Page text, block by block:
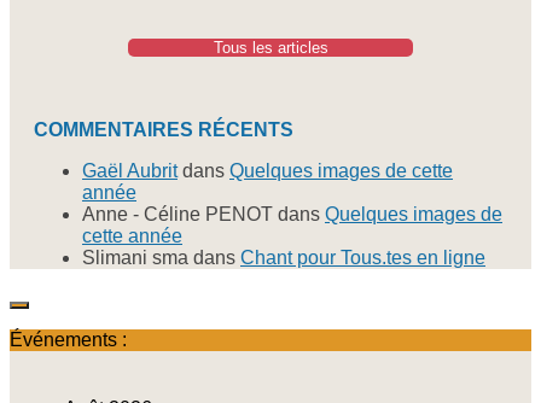
Tous les articles
COMMENTAIRES RÉCENTS
Gaël Aubritdans Quelques images de cette
année
Anne - Céline PENOT dans Quelques images de
cette année
Slimani sma dans Chant pour Tous.tes en ligne
Événements :